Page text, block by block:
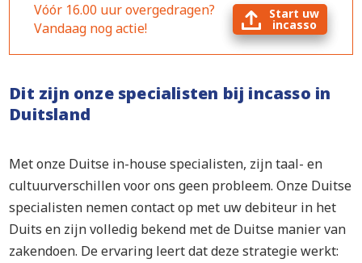
Vóór 16.00 uur overgedragen?
Vandaag nog actie!
Start uw
incasso
Dit zijn onze specialisten bij incasso in
Duitsland
Met onze Duitse in-house specialisten, zijn taal- en
cultuurverschillen voor ons geen probleem. Onze Duitse
specialisten nemen contact op met uw debiteur in het
Duits en zijn volledig bekend met de Duitse manier van
zakendoen. De ervaring leert dat deze strategie werkt: